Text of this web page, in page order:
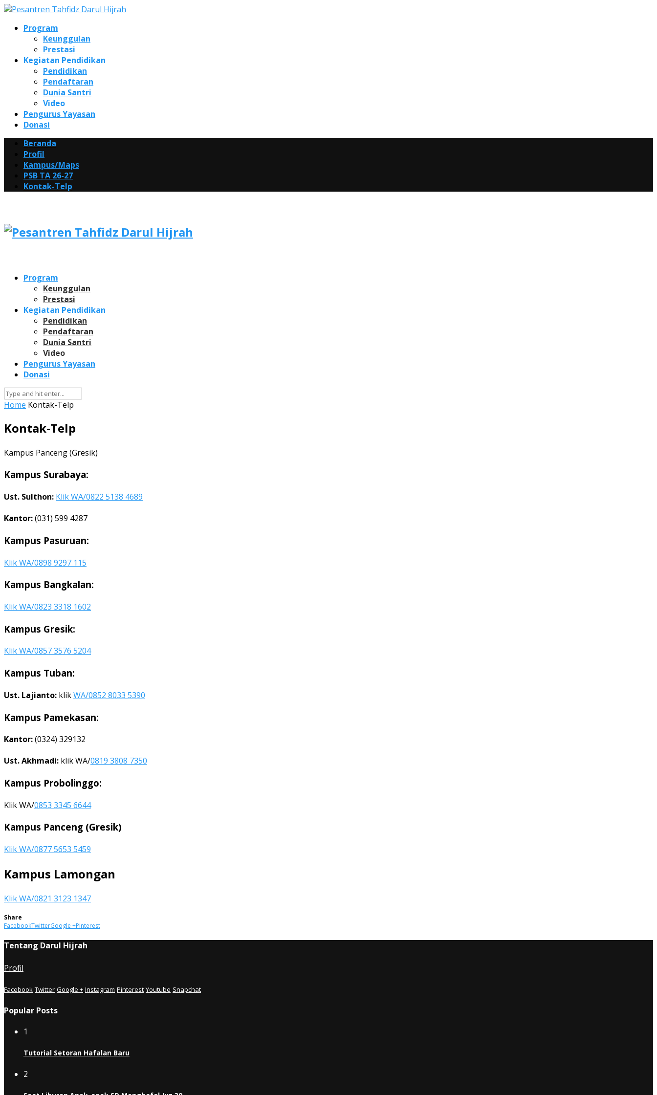
Program
Keunggulan
Prestasi
Kegiatan Pendidikan
Pendidikan
Pendaftaran
Dunia Santri
Video
Pengurus Yayasan
Donasi
Beranda
Profil
Kampus/Maps
PSB TA 26-27
Kontak-Telp
Program
Keunggulan
Prestasi
Kegiatan Pendidikan
Pendidikan
Pendaftaran
Dunia Santri
Video
Pengurus Yayasan
Donasi
Home Kontak-Telp
Kontak-Telp
Kampus Panceng (Gresik)
Kampus Surabaya:
Ust. Sulthon: Klik WA/0822 5138 4689
Kantor:(031) 599 4287
Kampus Pasuruan:
Klik WA/0898 9297 115
Kampus Bangkalan:
Klik WA/0823 3318 1602
Kampus Gresik:
Klik WA/0857 3576 5204
Kampus Tuban:
Ust. Lajianto: klikWA/0852 8033 5390
Kampus Pamekasan:
Kantor:(0324) 329132
Ust. Akhmadi: klik WA/0819 3808 7350
Kampus Probolinggo:
Klik WA/0853 3345 6644
Kampus Panceng (Gresik)
Klik WA/0877 5653 5459
Kampus Lamongan
Klik WA/0821 3123 1347
Share
FacebookTwitterGoogle +Pinterest
Tentang Darul Hijrah
Profil
Facebook Twitter Google + Instagram Pinterest Youtube Snapchat
Popular Posts
1
Tutorial Setoran Hafalan Baru
2